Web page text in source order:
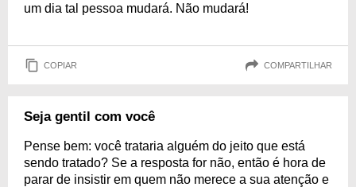
um dia tal pessoa mudará. Não mudará!
COPIAR COMPARTILHAR
Seja gentil com você
Pense bem: você trataria alguém do jeito que está
sendo tratado? Se a resposta for não, então é hora de
parar de insistir em quem não merece a sua atenção e